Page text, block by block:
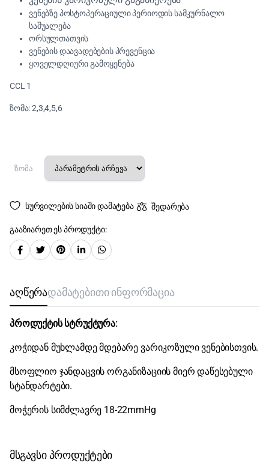
ვენებზე პოსტოპერაციული პერიოდის სამკურნალო
საშუალება
ორსულთათვის
ვენების დაავადებების პრევენცია
ყოველდღიური გამოყენება
CCL 1
ზომა: 2,3,4,5,6
ზომა
სურვილების სიაში დამატება შედარება
გააზიარეთ ეს პროდუქტი:
აღწერადამატებითი ინფორმაცია
პროდუქტის სტრუქტურა:
კოჭიდან მუხლამდე მდებარე ვარიკოზული ვენებისთვის.
მსოფლიო ჯანდაცვის ორგანიზაციის მიერ დაწესებული
სტანდარტები.
მოჭერის სიმძლავრე 18-22mmHg
მსგავსი პროდუქტები